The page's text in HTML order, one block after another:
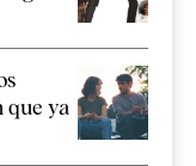
que ya